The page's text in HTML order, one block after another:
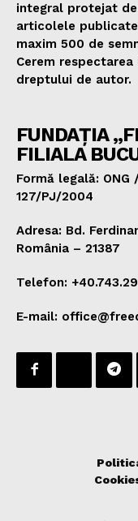
integral protejat
articolele
maxim 500 de
Cerem
dreptului de autor.
FUNDAȚIA
FILIALA
Formă legală: ONG
127/PJ/2004
Adresa: Bd.
România – 21387
Telefon:
E-mail: